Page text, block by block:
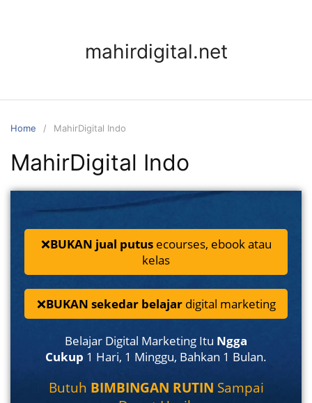
mahirdigital.net
Home MahirDigital Indo
MahirDigital Indo
❌BUKAN jual putusecourses, ebook atau
kelas
❌BUKAN sekedar belajar digital marketing
Belajar Digital Marketing Itu Ngga
Cukup 1 Hari, 1 Minggu, Bahkan 1 Bulan.
Butuh BIMBINGAN RUTIN Sampai